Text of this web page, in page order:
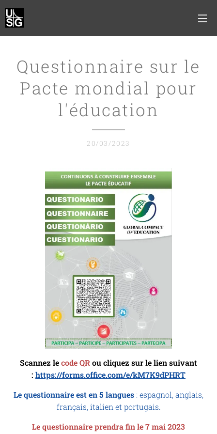
Questionnaire sur le
Pacte mondial pour
l'éducation
20/03/2023
Scannez lecode QRou cliquez sur le lien suivant
: https://forms.office.com/e/kM7K9dPHRT
Le questionnaire est en 5 langues : espagnol, anglais,
français, italien et portugais.
Le questionnaire prendra fin le 7 mai 2023